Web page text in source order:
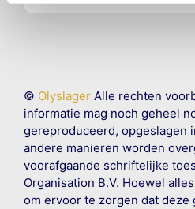
© OlyslagerAlle rechten
informatie mag noch geheel
gereproduceerd, opgeslagen
andere manieren worden
voorafgaande schriftelijke
Organisation B.V. Hoewel
om ervoor te zorgen dat deze